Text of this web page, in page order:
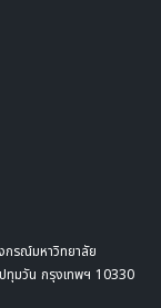
กรณ์มหาวิทยาลัย
ทุมวัน กรุงเทพฯ 10330